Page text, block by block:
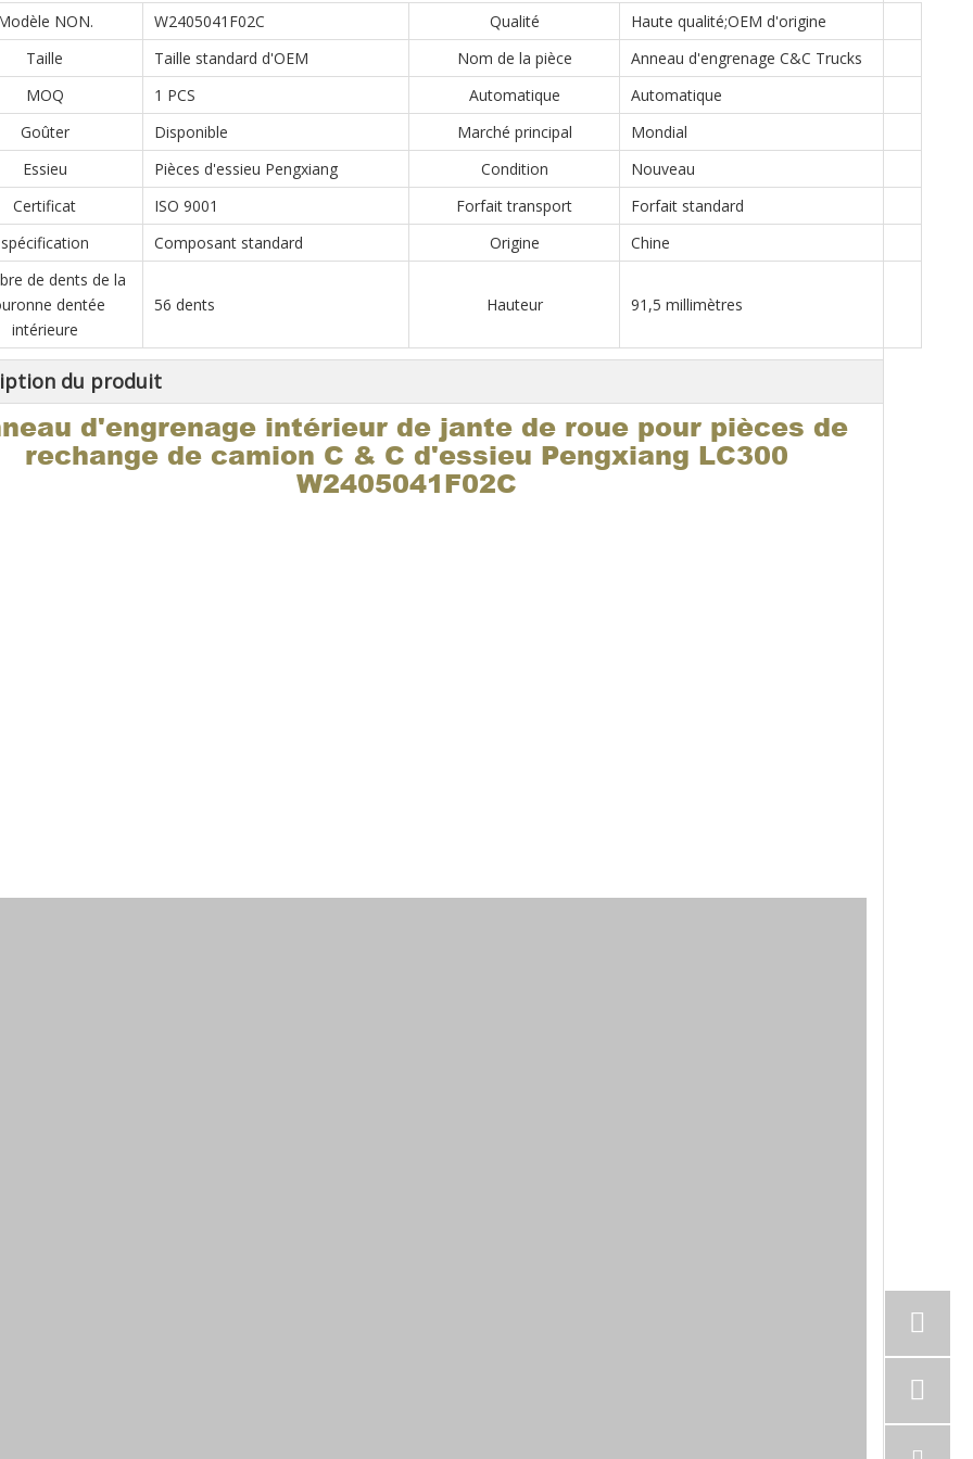
NON. W2405041F02C Qualité
Haute qualité;OEM d'origine
Taille
Taille standard d'OEM Nom de la pièce
Anneau d'engrenage C&C Trucks
MOQ
1 PCS Automatique
Automatique
Goûter
Disponible Marché principal
Mondial
Essieu
Pièces d'essieu Pengxiang Condition
Nouveau
Certificat
ISO 9001 Forfait transport
Forfait standard
spécification
Composant standard Origine
Chine
de dents de la
dentée
intérieure
56 dents Hauteur 91,5 millimètres
du produit
d'engrenage intérieur de jante de roue pour pièces de
rechange de camion C & C d'essieu Pengxiang LC300
W2405041F02C